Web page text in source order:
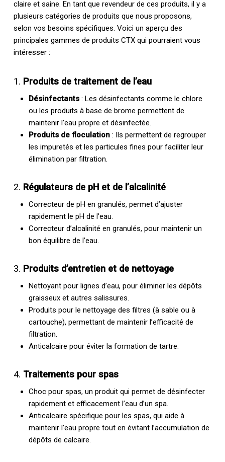
claire et saine. En tant que revendeur de ces produits, il y a
plusieurs catégories de produits que nous proposons,
selon vos besoins spécifiques. Voici un aperçu des
principales gammes de produits CTX qui pourraient vous
intéresser :
1. Produits de traitement de l’eau
Désinfectants: Les désinfectants comme le chlore
ou les produits à base de brome permettent de
maintenir l’eau propre et désinfectée.
Produits de floculation: Ils permettent de regrouper
les impuretés et les particules fines pour faciliter leur
élimination par filtration.
2. Régulateurs de pH et de l’alcalinité
Correcteur de pH en granulés, permet d’ajuster
rapidement le pH de l’eau.
Correcteur d’alcalinité en granulés, pour maintenir un
bon équilibre de l’eau.
3. Produits d’entretien et de nettoyage
Nettoyant pour lignes d’eau, pour éliminer les dépôts
graisseux et autres salissures.
Produits pour le nettoyage des filtres (à sable ou à
cartouche), permettant de maintenir l’efficacité de
filtration.
Anticalcaire pour éviter la formation de tartre.
4. Traitements pour spas
Choc pour spas, un produit qui permet de désinfecter
rapidement et efficacement l’eau d’un spa.
Anticalcaire spécifique pour les spas, qui aide à
maintenir l’eau propre tout en évitant l’accumulation de
dépôts de calcaire.